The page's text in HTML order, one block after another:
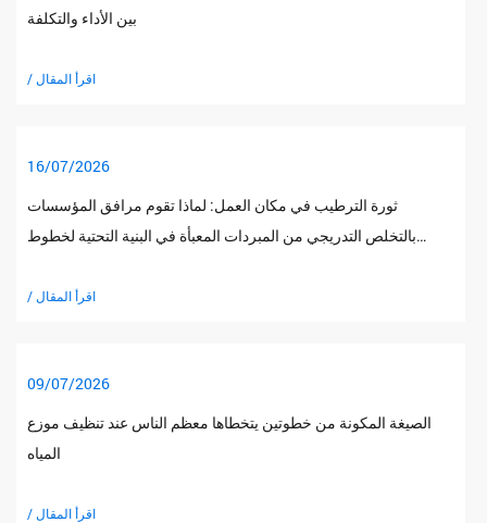
بين الأداء والتكلفة
/ اقرأ المقال
16/07/2026
ثورة الترطيب في مكان العمل: لماذا تقوم مرافق المؤسسات
بالتخلص التدريجي من المبردات المعبأة في البنية التحتية لخطوط
/ اقرأ المقال
09/07/2026
الصيغة المكونة من خطوتين يتخطاها معظم الناس عند تنظيف موزع
المياه
/ اقرأ المقال